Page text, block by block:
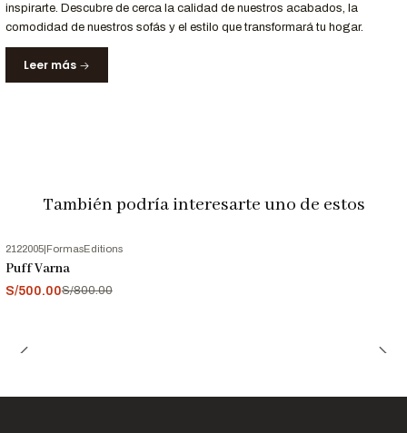
Nortonpara que se adapte perfectamente a tu espacio.
Entrega y Garantía
ligeramente según la configuración de tu pantalla.
inspirarte. Descubre de cerca la calidad de nuestros acabados, la
comodidad de nuestros sofás y el estilo que transformará tu hogar.
Leer más
También podría interesarte uno de estos
OFF
2122005|FormasEditions
Puff Varna
S/500.00S/800.00